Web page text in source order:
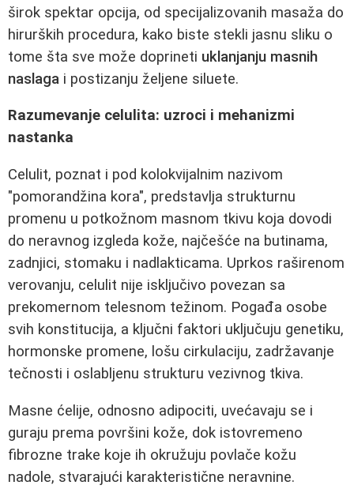
širok spektar opcija, od specijalizovanih masaža do
hirurških procedura, kako biste stekli jasnu sliku o
tome šta sve može doprineti uklanjanju masnih
naslaga i postizanju željene siluete.
Razumevanje celulita: uzroci i mehanizmi
nastanka
Celulit, poznat i pod kolokvijalnim nazivom
"pomorandžina kora", predstavlja strukturnu
promenu u potkožnom masnom tkivu koja dovodi
do neravnog izgleda kože, najčešće na butinama,
zadnjici, stomaku i nadlakticama. Uprkos raširenom
verovanju, celulit nije isključivo povezan sa
prekomernom telesnom težinom. Pogađa osobe
svih konstitucija, a ključni faktori uključuju genetiku,
hormonske promene, lošu cirkulaciju, zadržavanje
tečnosti i oslabljenu strukturu vezivnog tkiva.
Masne ćelije, odnosno adipociti, uvećavaju se i
guraju prema površini kože, dok istovremeno
fibrozne trake koje ih okružuju povlače kožu
nadole, stvarajući karakteristične neravnine.